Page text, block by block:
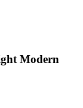
Modern